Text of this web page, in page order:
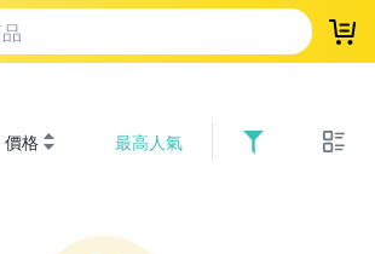
登
價格 最高人氣